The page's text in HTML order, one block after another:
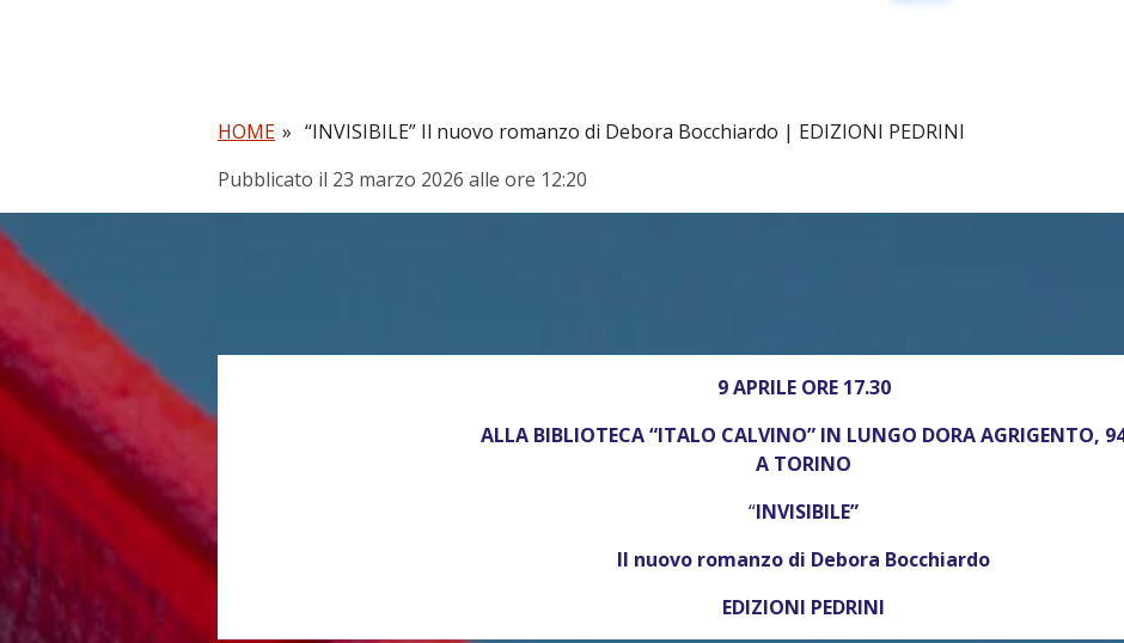
HOME » “INVISIBILE” Il nuovo romanzo di Debora Bocchiardo | EDIZIONI PEDRINI
Pubblicato il 23 marzo 2026 alle ore 12:20
9 APRILE ORE 17.30
ALLA BIBLIOTECA “ITALO CALVINO” IN LUNGO DORA AGRIGENTO,
A TORINO
“INVISIBILE”
Il nuovo romanzo di Debora Bocchiardo
EDIZIONI PEDRINI